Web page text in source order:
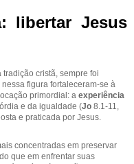
libertar Jesus
cristã, sempre foi
figura fortaleceram-se à
primordial: a experiência
e da igualdade (Jo 8.1-11,
e praticada por Jesus.
concentradas em preservar
que em enfrentar suas